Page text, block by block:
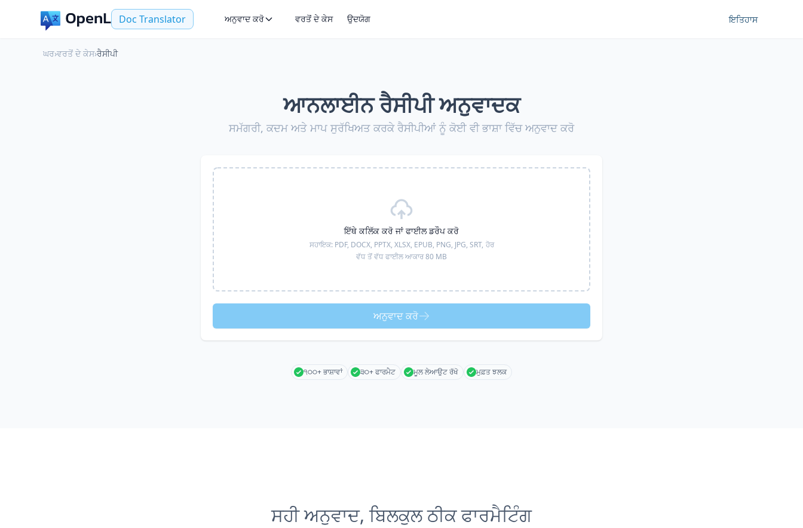
Doc Translator ਅਨੁਵਾਦ ਕਰੋ ਵਰਤੋਂ ਦੇ ਕੇਸ ਉਦਯੋਗ ਇਤਿਹਾਸ
ਘਰ›ਵਰਤੋਂ ਦੇ ਕੇਸ›ਰੈਸੀਪੀ
ਆਨਲਾਈਨ ਰੈਸੀਪੀ ਅਨੁਵਾਦਕ
ਸਮੱਗਰੀ, ਕਦਮ ਅਤੇ ਮਾਪ ਸੁਰੱਖਿਅਤ ਕਰਕੇ ਰੈਸੀਪੀਆਂ ਨੂੰ ਕੋਈ ਵੀ ਭਾਸ਼ਾ ਵਿੱਚ ਅਨੁਵਾਦ ਕਰੋ
ਇੱਥੇ ਕਲਿੱਕ ਕਰੋ ਜਾਂ ਫਾਈਲ ਡਰੌਪ ਕਰੋ
ਸਹਾਇਕ: PDF, DOCX, PPTX, XLSX, EPUB, PNG, JPG, SRT, ਹੋਰ
ਵੱਧ ਤੋਂ ਵੱਧ ਫਾਈਲ ਆਕਾਰ 80 MB
ਅਨੁਵਾਦ ਕਰੋ
੧੦੦+ ਭਾਸ਼ਾਵਾਂ ੩੦+ ਫਾਰਮੈਟ ਮੂਲ ਲੇਆਉਟ ਰੱਖੋ ਮੁਫ਼ਤ ਝਲਕ
ਸਹੀ ਅਨੁਵਾਦ, ਬਿਲਕੁਲ ਠੀਕ ਫਾਰਮੈਟਿੰਗ